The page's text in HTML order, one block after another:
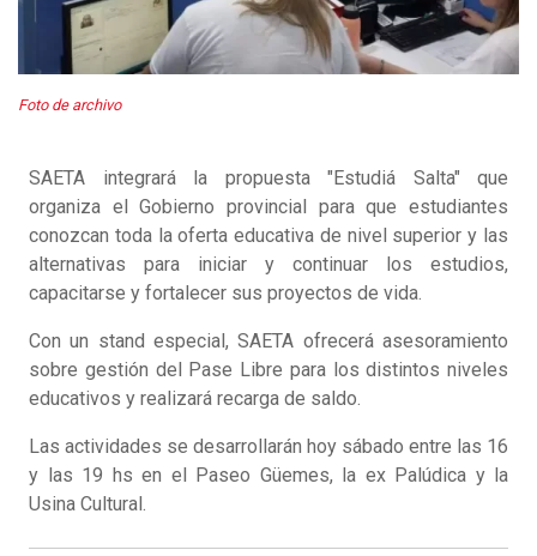
Foto de archivo
SAETA integrará la propuesta "Estudiá Salta" que
organiza el Gobierno provincial para que estudiantes
conozcan toda la oferta educativa de nivel superior y las
alternativas para iniciar y continuar los estudios,
capacitarse y fortalecer sus proyectos de vida.
Con un stand especial, SAETA ofrecerá asesoramiento
sobre gestión del Pase Libre para los distintos niveles
educativos y realizará recarga de saldo.
Las actividades se desarrollarán hoy sábado entre las 16
y las 19 hs en el Paseo Güemes, la ex Palúdica y la
Usina Cultural.